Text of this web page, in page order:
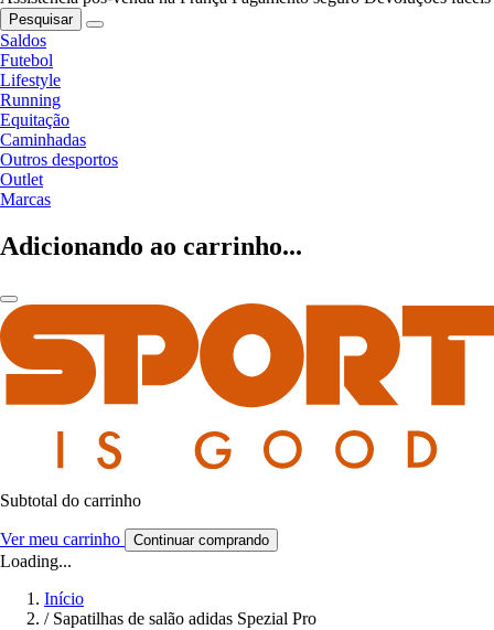
Pesquisar
Saldos
Futebol
Lifestyle
Running
Equitação
Caminhadas
Outros desportos
Outlet
Marcas
Adicionando ao carrinho...
Subtotal do carrinho
Ver meu carrinho Continuar comprando
Loading...
Início
/ Sapatilhas de salão adidas Spezial Pro